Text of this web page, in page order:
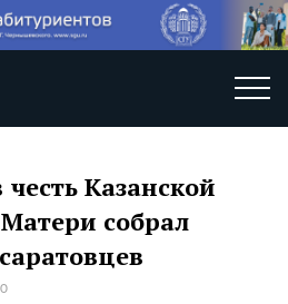
Казанской
собрал